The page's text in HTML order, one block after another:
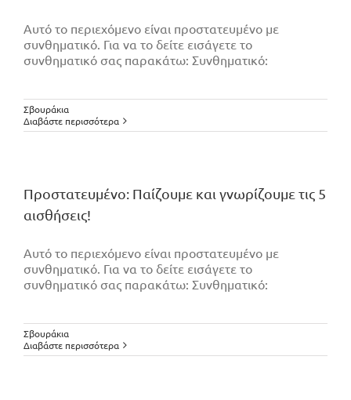
Αυτό το περιεχόμενο είναι προστατευμένο με
συνθηματικό. Για να το δείτε εισάγετε το
συνθηματικό σας παρακάτω: Συνθηματικό:
Σβουράκια
Διαβάστε περισσότερα
Πρoστατευμένο: Παίζουμε και γνωρίζουμε τις 5
αισθήσεις!
Αυτό το περιεχόμενο είναι προστατευμένο με
συνθηματικό. Για να το δείτε εισάγετε το
συνθηματικό σας παρακάτω: Συνθηματικό:
Σβουράκια
Διαβάστε περισσότερα